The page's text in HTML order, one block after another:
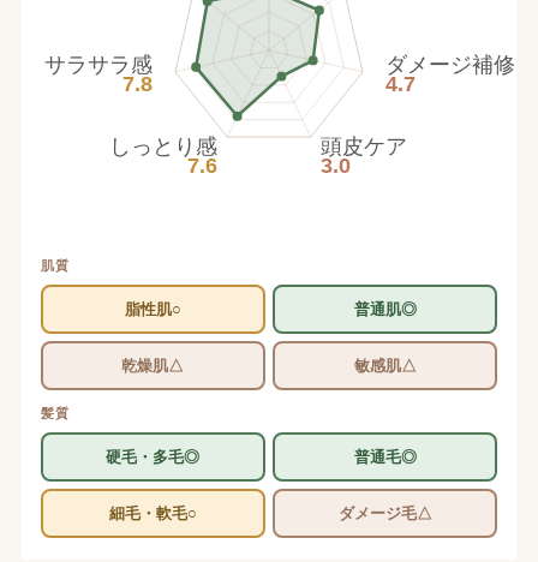
ダメージ補修
4.7
頭皮ケア
3.0
しっとり感
7.6
サラサラ感
7.8
肌質
脂性肌○ 普通肌◎
乾燥肌△ 敏感肌△
髪質
硬毛・多毛◎ 普通毛◎
細毛・軟毛○ ダメージ毛△